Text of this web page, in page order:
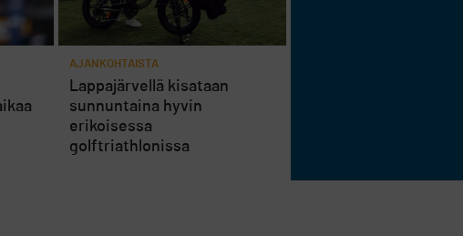
AJANKOHTAISTA
Lappajärvellä kisataan
sunnuntaina hyvin
erikoisessa
golftriathlonissa